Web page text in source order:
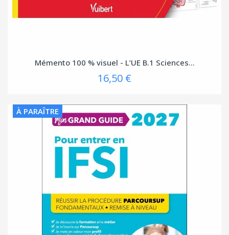
Mémento 100 % visuel - L’UE B.1 Sciences...
16,50 €
À PARAÎTRE